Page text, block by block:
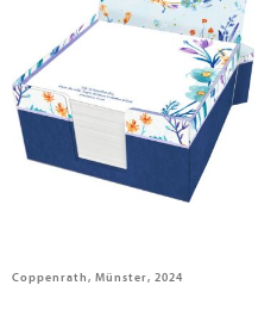
Zettelkästchen
Coppenrath, Münster, 2024